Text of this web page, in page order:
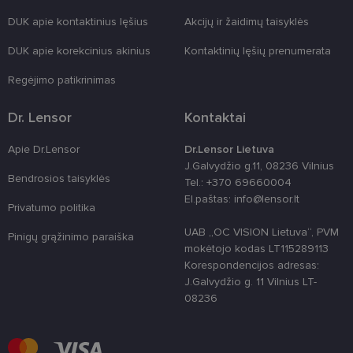
DUK apie kontaktinius lęšius
DUK apie korekcinius akinius
Regėjimo patikrinimas
Akcijų ir žaidimų taisyklės
Kontaktinių lęšių prenumerata
Dr. Lensor
Apie Dr.Lensor
Bendrosios taisyklės
Privatumo politika
Pinigų grąžinimo paraiška
Kontaktai
Dr.Lensor Lietuva
J.Galvydžio g.11, 08236 Vilnius
Tel.: +370 69660004
El.paštas: info@lensor.lt
UAB „OC VISION Lietuva“, PVM
mokėtojo kodas LT115289113
Korespondencijos adresas:
J.Galvydžio g. 11 Vilnius LT-
08236
country_ok
www.lensor.lt
1 metai
shipping_country
www.lensor.lt
1 metai
kliento
svetainės
ji yra
naudojama
patirčiai
pagerinti.
CookieScript